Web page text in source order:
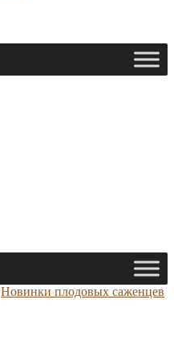
Новинки плодовых саженцев